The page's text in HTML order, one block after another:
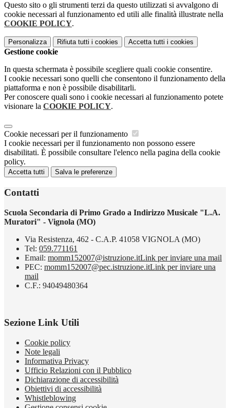
Questo sito o gli strumenti terzi da questo utilizzati si avvalgono di
cookie necessari al funzionamento ed utili alle finalità illustrate nella
COOKIE POLICY.
Personalizza Rifiuta tutti i cookies Accetta tutti i cookies
Gestione cookie
In questa schermata è possibile scegliere quali cookie consentire.
I cookie necessari sono quelli che consentono il funzionamento della
piattaforma e non è possibile disabilitarli.
Per conoscere quali sono i cookie necessari al funzionamento potete
visionare la COOKIE POLICY.
Cookie necessari per il funzionamento
I cookie necessari per il funzionamento non possono essere
disabilitati. È possibile consultare l'elenco nella pagina della cookie
policy.
Accetta tutti Salva le preferenze
Contatti
Scuola Secondaria di Primo Grado a Indirizzo Musicale "L.A.
Muratori" - Vignola (MO)
Via Resistenza, 462 - C.A.P. 41058 VIGNOLA (MO)
Tel: 059.771161
Email: momm152007@istruzione.itLink per inviare una mail
PEC: momm152007@pec.istruzione.itLink per inviare una
mail
C.F.: 94049480364
Sezione Link Utili
Cookie policy
Note legali
Informativa Privacy
Ufficio Relazioni con il Pubblico
Dichiarazione di accessibilità
Obiettivi di accessibilità
Whistleblowing